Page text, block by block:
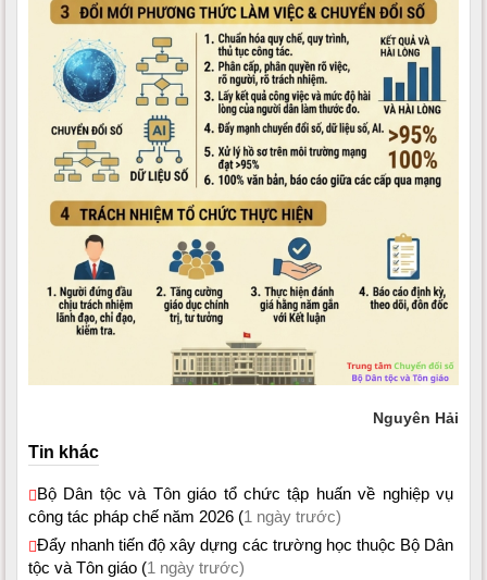
Nguyên Hải
Tin khác
Bộ Dân tộc và Tôn giáo tổ chức tập huấn về nghiệp vụ
công tác pháp chế năm 2026 (1 ngày trước)
Đẩy nhanh tiến độ xây dựng các trường học thuộc Bộ Dân
tộc và Tôn giáo (1 ngày trước)